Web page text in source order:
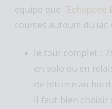
équipe que l’Echappée
courses autours du lac
le tour complet :
en solo ou en
de bitume au
il faut bien choisir